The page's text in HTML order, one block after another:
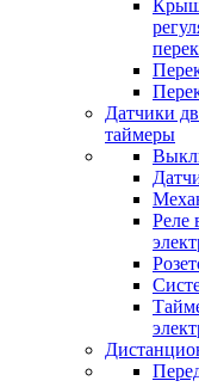
Датчики
таймеры
Реле